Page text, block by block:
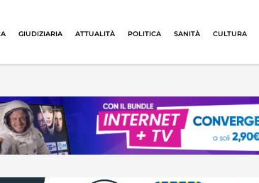
GIUDIZIARIA ATTUALITÀ POLITICA SANITÀ CULTURA